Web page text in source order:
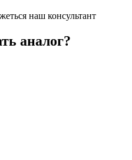
наш консультант
аналог?